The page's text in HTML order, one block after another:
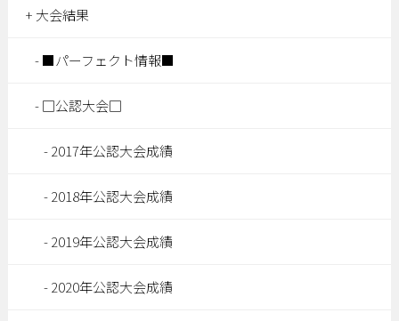
大会結果
■パーフェクト情報■
□公認大会□
2017年公認大会成績
2018年公認大会成績
2019年公認大会成績
2020年公認大会成績